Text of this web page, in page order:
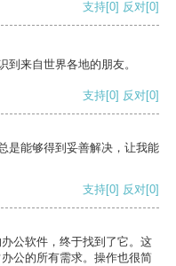
支持[0] 反对[0]
到来自世界各地的朋友。
支持[0] 反对[0]
是能够得到妥善解决，让我能
支持[0] 反对[0]
公软件，终于找到了它。这
公的所有需求。操作也很简